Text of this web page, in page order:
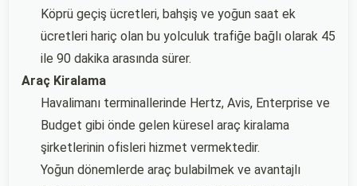
Köprü geçiş ücretleri, bahşiş ve yoğun saat ek
ücretleri hariç olan bu yolculuk trafiğe bağlı olarak 45
ile 90 dakika arasında sürer.
Araç Kiralama
Havalimanı terminallerinde Hertz, Avis, Enterprise ve
Budget gibi önde gelen küresel araç kiralama
şirketlerinin ofisleri hizmet vermektedir.
Yoğun dönemlerde araç bulabilmek ve avantajlı